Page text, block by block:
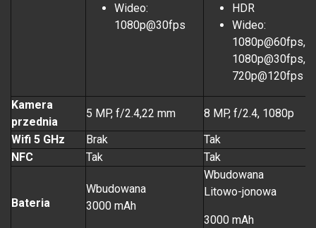
Wideo:
1080p@30fps
HDR
Wideo:
1080p@60fps,
1080p@30fps,
720p@120fps
Kamera
przednia
5 MP, f/2.4,22 mm
8 MP, f/2.4, 1080p
Wifi 5 GHz
Brak
Tak
NFC
Tak Tak
Bateria
Wbudowana
3000 mAh
Wbudowana
Litowo-jonowa
3000 mAh